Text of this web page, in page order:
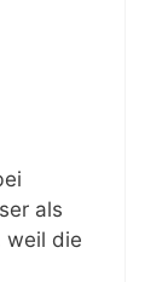
als
weil die